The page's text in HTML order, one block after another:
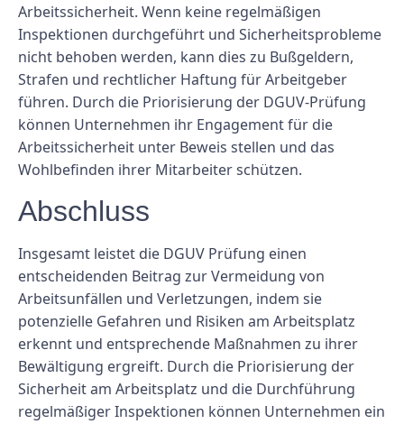
Arbeitssicherheit. Wenn keine regelmäßigen
Inspektionen durchgeführt und Sicherheitsprobleme
nicht behoben werden, kann dies zu Bußgeldern,
Strafen und rechtlicher Haftung für Arbeitgeber
führen. Durch die Priorisierung der DGUV-Prüfung
können Unternehmen ihr Engagement für die
Arbeitssicherheit unter Beweis stellen und das
Wohlbefinden ihrer Mitarbeiter schützen.
Abschluss
Insgesamt leistet die DGUV Prüfung einen
entscheidenden Beitrag zur Vermeidung von
Arbeitsunfällen und Verletzungen, indem sie
potenzielle Gefahren und Risiken am Arbeitsplatz
erkennt und entsprechende Maßnahmen zu ihrer
Bewältigung ergreift. Durch die Priorisierung der
Sicherheit am Arbeitsplatz und die Durchführung
regelmäßiger Inspektionen können Unternehmen ein